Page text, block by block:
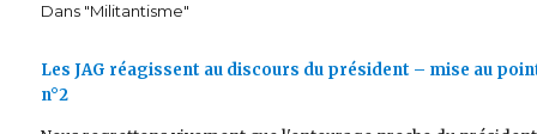
Dans "Militantisme"
Les JAG réagissent au discours du président – mise au
n°2